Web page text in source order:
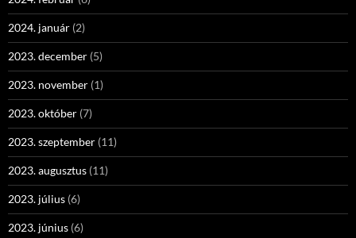
2024. január (2)
2023. december (5)
2023. november (1)
2023. október (7)
2023. szeptember (11)
2023. augusztus (11)
2023. július (6)
2023. június (6)